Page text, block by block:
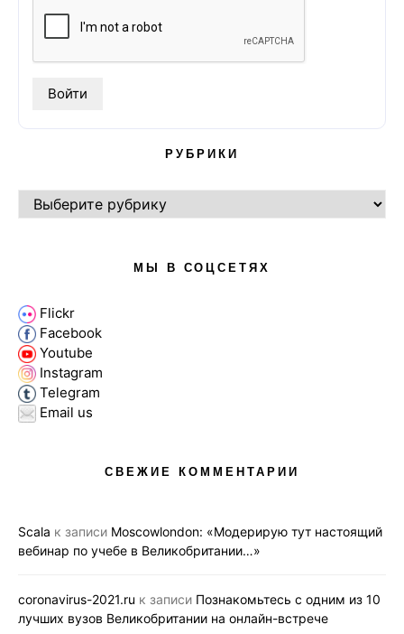
РУБРИКИ
МЫ В СОЦСЕТЯХ
Flickr
Facebook
Youtube
Instagram
Telegram
Email us
СВЕЖИЕ КОММЕНТАРИИ
Scala к записи Moscowlondon: «Модерирую тут настоящий
вебинар по учебе в Великобритании…»
coronavirus-2021.ru к записи Познакомьтесь с одним из 10
лучших вузов Великобритании на онлайн-встрече